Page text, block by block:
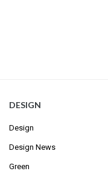
DESIGN
Design
Design News
Green